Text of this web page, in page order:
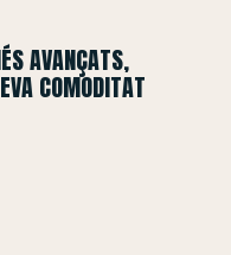
AVANÇATS,
COMODITAT